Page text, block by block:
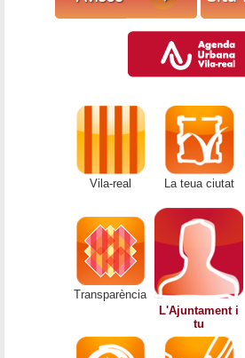
Vila-real La teua ciutat
Transparència
L'Ajuntament i
tu